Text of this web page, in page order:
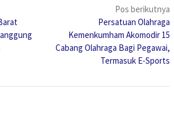
Pos berikutnya
Persatuan Olahraga
Kemenkumham Akomodir 15
Cabang Olahraga Bagi Pegawai,
Termasuk E-Sports